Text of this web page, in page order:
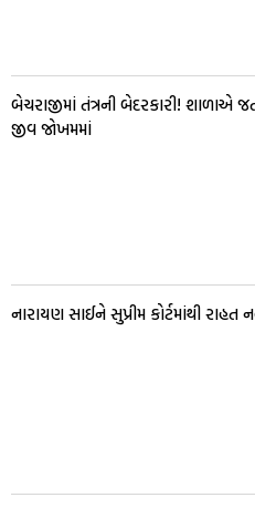
બેચરાજીમાં તંત્રની બેદરકારી! શાળાએ
જીવ જોખમમાં
નારાયણ સાઈને સુપ્રીમ કોર્ટમાંથી રાહત